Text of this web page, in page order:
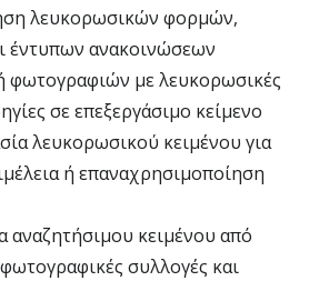
λευκορωσικών φορμών,
έντυπων ανακοινώσεων
φωτογραφιών με λευκορωσικές
σε επεξεργάσιμο κείμενο
λευκορωσικού κειμένου για
ή επαναχρησιμοποίηση
αναζητήσιμου κειμένου από
συλλογές και